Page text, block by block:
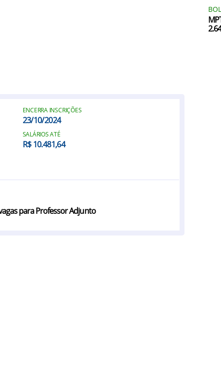
ENCERRA INSCRIÇÕES
23/10/2024
SALÁRIOS ATÉ
R$ 10.481,64
para Professor Adjunto